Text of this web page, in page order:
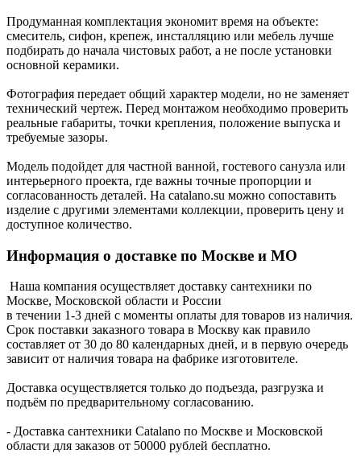
Продуманная комплектация экономит время на объекте:
смеситель, сифон, крепеж, инсталляцию или мебель лучше
подбирать до начала чистовых работ, а не после установки
основной керамики.
Фотография передает общий характер модели, но не заменяет
технический чертеж. Перед монтажом необходимо проверить
реальные габариты, точки крепления, положение выпуска и
требуемые зазоры.
Модель подойдет для частной ванной, гостевого санузла или
интерьерного проекта, где важны точные пропорции и
согласованность деталей. На catalano.su можно сопоставить
изделие с другими элементами коллекции, проверить цену и
доступное количество.
Информация о доставке по Москве и МО
Наша компания осуществляет доставку сантехники по
Москве, Московской области и России
в течении 1-3 дней с моменты оплаты для товаров из наличия.
Срок поставки заказного товара в Москву как правило
составляет от 30 до 80 календарных дней, и в первую очередь
зависит от наличия товара на фабрике изготовителе.
Доставка осуществляется только до подъезда, разгрузка и
подъём по предварительному согласованию.
- Доставка сантехники Catalano по Москве и Московской
области для заказов от 50000 рублей бесплатно.